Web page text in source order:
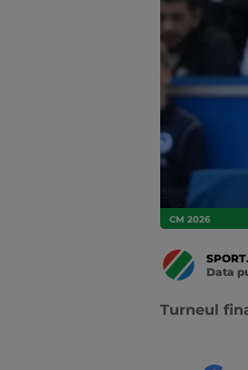
CM 2026
Data
Turneul